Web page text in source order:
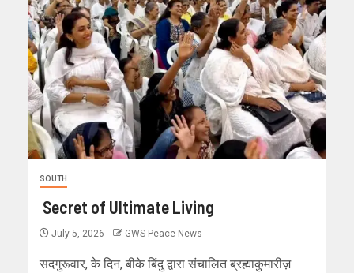
SOUTH
Secret of Ultimate Living
July 5, 2026 GWS Peace News
सदगुरूवार, के दिन, बीके बिंदु द्वारा संचालित ब्रह्माकुमारीज़